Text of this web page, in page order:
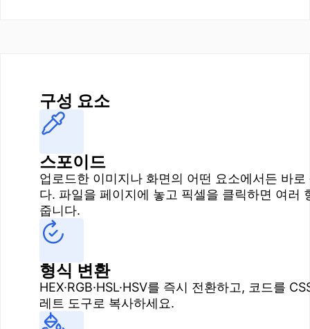
구성 요소
스포이드
업로드한 이미지나 화면의 어떤 요소에서든 바
다. 파일을 페이지에 놓고 픽셀을 클릭하면 여러
줍니다.
형식 변환
HEX·RGB·HSL·HSV를 즉시 전환하고, 코드를
레트 도구로 복사하세요.